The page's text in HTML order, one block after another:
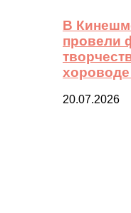
В
провели
20.07.2026